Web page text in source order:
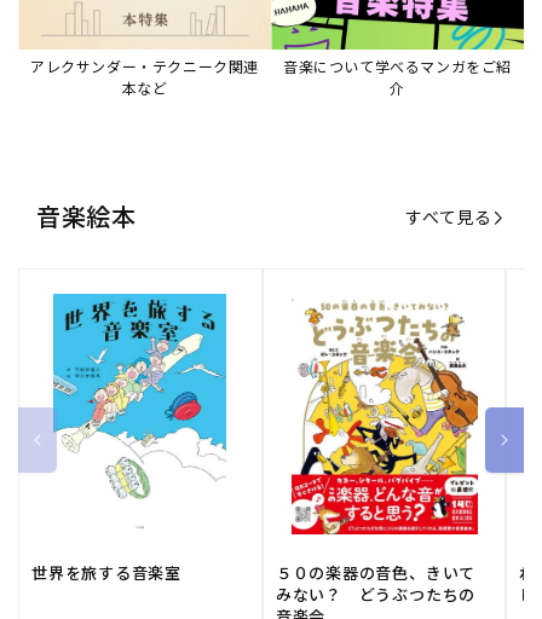
アレクサンダー・テクニーク関連
本など
音楽について学べるマンガをご紹
介
音楽絵本 すべて見る
世界を旅する音楽室
５０の楽器の音色、きいて
みない？ どうぶつたちの
ね